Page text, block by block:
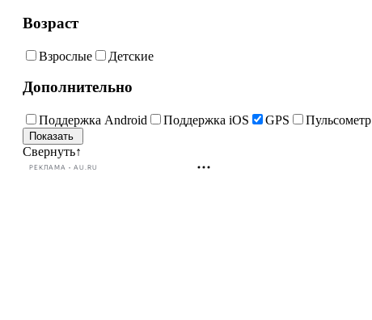
Возраст
Взрослые Детские
Дополнительно
Поддержка Android Поддержка iOS GPS Пульсометр
Свернуть↑
РЕКЛАМА • AU.RU